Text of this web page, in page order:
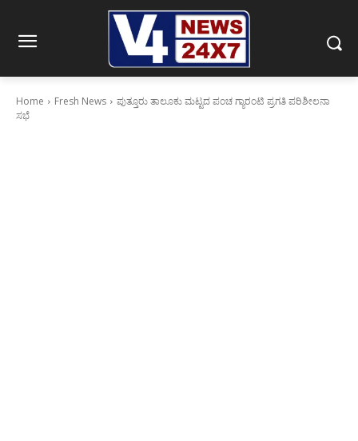
Home Fresh News
ಪುತ್ತೂರು ತಾಲೂಕು ಮಟ್ಟದ ಪಂಚ ಗ್ಯಾರಂಟಿ ಪ್ರಗತಿ ಪರಿಶೀಲನಾ
ಸಭೆ